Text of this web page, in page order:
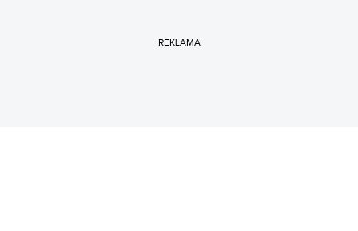
REKLAMA